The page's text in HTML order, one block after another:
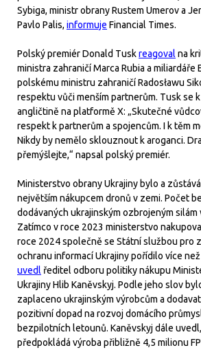
Sybiga, ministr obrany Rustem Umerov a
Pavlo Palis, informuje Financial Times.
Polský premiér Donald Tuskreagoval na
ministra zahraničí Marca Rubia a miliardáře
polskému ministru zahraničí Radosławu
respektu vůči menším partnerům. Tusk se
angličtině na platformě X: „Skutečné
respekt k partnerům a spojencům. I k těm
Nikdy by nemělo sklouznout k aroganci.
přemýšlejte,“ napsal polský premiér.
Ministerstvo obrany Ukrajiny bylo a
největším nákupcem dronů v zemi. Počet
dodávaných ukrajinským ozbrojeným
Zatímco v roce 2023 ministerstvo
roce 2024 společně se Státní službou pro
ochranu informací Ukrajiny pořídilo více
uvedl ředitel odboru politiky nákupu
Ukrajiny Hlib Kaněvskyj. Podle jeho slov
zaplaceno ukrajinským výrobcům a
pozitivní dopad na rozvoj domácího
bezpilotních letounů. Kaněvskyj dále
předpokládá výroba přibližně 4,5 milionu